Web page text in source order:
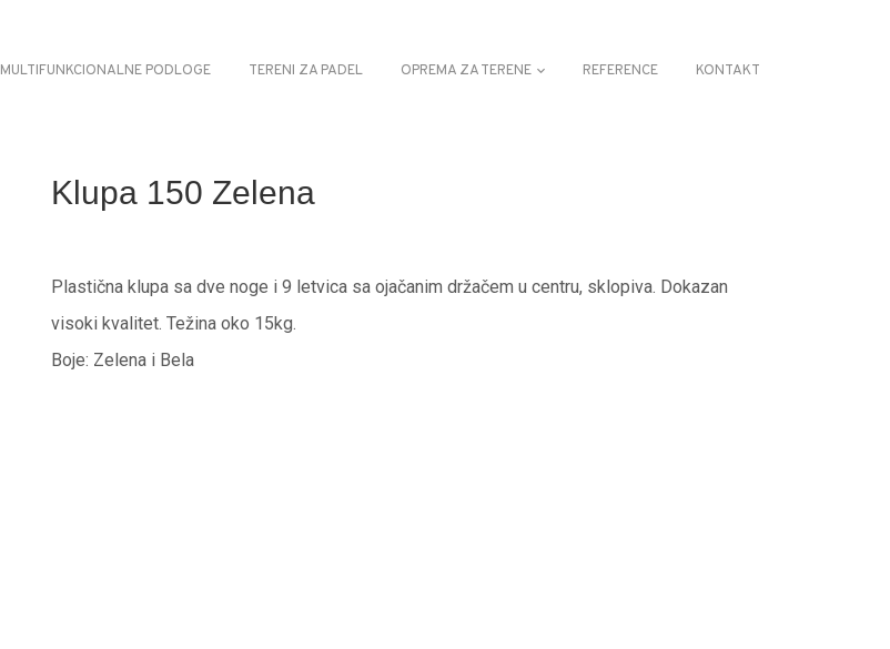
MULTIFUNKCIONALNE PODLOGE TERENI ZA PADEL OPREMA ZA TERENE REFERENCE KONTAKT
Klupa 150 Zelena
Plastična klupa sa dve noge i 9 letvica sa ojačanim držačem u centru, sklopiva. Dokazan
visoki kvalitet. Težina oko 15kg.
Boje: Zelena i Bela